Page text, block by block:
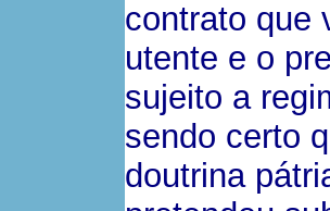
contrato que
utente e o
sujeito a
sendo certo
doutrina